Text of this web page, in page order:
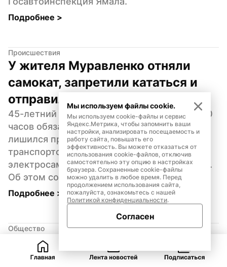
Подробнее >
Происшествия
У жителя Муравленко отняли
самокат, запретили кататься и
отправили работать
45-летний житель Муравленко получил 320
часов обязательных работ и на два года
лишился права управлять механическим
транспортом за пьяную езду на
электросамокате, а также самого самоката.
Об этом сообщила прокуратура ЯНАО.
Подробнее >
Общество
Вместо реабилитации —
увольнение: прокуратура
Мы используем файлы cookie.
Мы используем cookie-файлы и сервис
Яндекс.Метрика, чтобы запомнить ваши
настройки, анализировать посещаемость и
работу сайта, повышать его
эффективность. Вы можете отказаться от
использования cookie-файлов, отключив
самостоятельно эту опцию в настройках
браузера. Сохраненные cookie-файлы
можно удалить в любое время. Перед
продолжением использования сайта,
пожалуйста, ознакомьтесь с нашей
Политикой конфиденциальности.
Согласен